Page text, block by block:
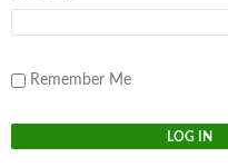
Remember Me